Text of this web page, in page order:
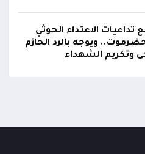
تداعيات الاعتداء الحوثي
ويوجه بالرد الحازم
وتكريم الشهداء